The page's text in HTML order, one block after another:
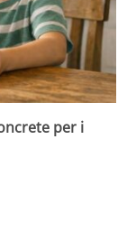
per i